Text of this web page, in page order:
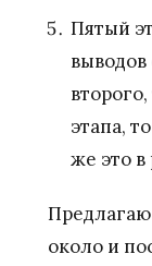
Пятый
выводов
этапа,
же это в
Предлагаю
около и